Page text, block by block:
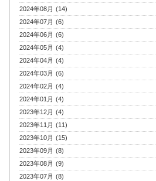
2024年08月 (14)
2024年07月 (6)
2024年06月 (6)
2024年05月 (4)
2024年04月 (4)
2024年03月 (6)
2024年02月 (4)
2024年01月 (4)
2023年12月 (4)
2023年11月 (11)
2023年10月 (15)
2023年09月 (8)
2023年08月 (9)
2023年07月 (8)